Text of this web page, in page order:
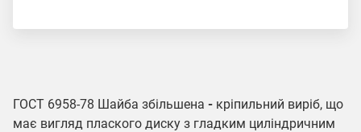
ГОСТ 6958-78 Шайба збільшена - кріпильний виріб, що
має вигляд плаского диску з гладким циліндричним